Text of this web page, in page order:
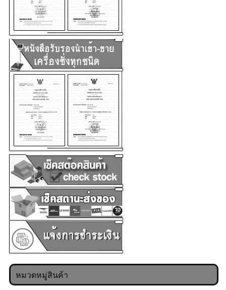
หมวดหมู่สินค้า